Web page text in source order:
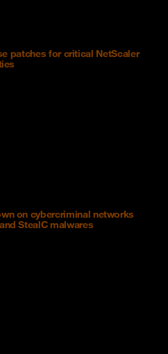
patches for critical NetScaler
on cybercriminal networks
StealC malwares